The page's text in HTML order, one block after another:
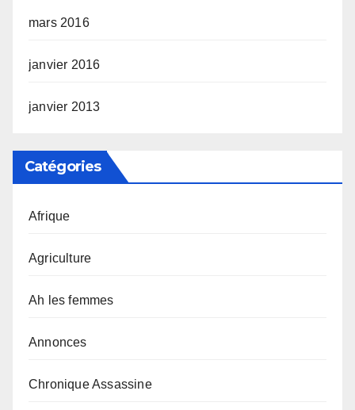
mars 2016
janvier 2016
janvier 2013
Catégories
Afrique
Agriculture
Ah les femmes
Annonces
Chronique Assassine